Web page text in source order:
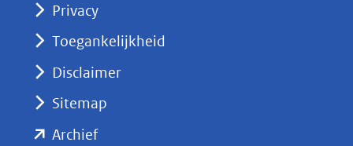
nieuw
naar
Privacy
Toegankelijkheid
Disclaimer
Sitemap
Archief(opent